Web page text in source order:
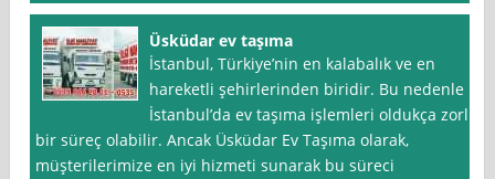
Üsküdar ev taşıma
İstanbul, Türkiye’nin en kalabalık ve en
hareketli şehirlerinden biridir. Bu nedenle
İstanbul’da ev taşıma işlemleri oldukça zorlu
bir süreç olabilir. Ancak Üsküdar Ev Taşıma olarak,
müşterilerimize en iyi hizmeti sunarak bu süreci